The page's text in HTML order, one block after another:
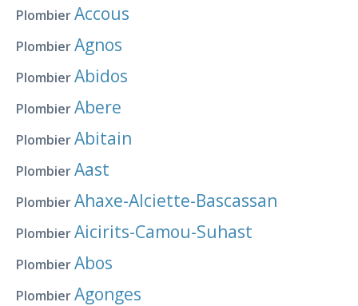
PlombierAccous
PlombierAgnos
PlombierAbidos
PlombierAbere
PlombierAbitain
PlombierAast
PlombierAhaxe-Alciette-Bascassan
PlombierAicirits-Camou-Suhast
PlombierAbos
PlombierAgonges